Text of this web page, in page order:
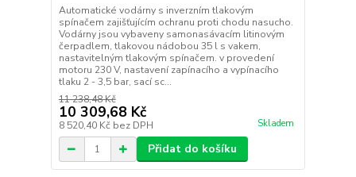
Automatické vodárny s inverzním tlakovým
spínačem zajišťujícím ochranu proti chodu nasucho.
Vodárny jsou vybaveny samonasávacím litinovým
čerpadlem, tlakovou nádobou 35 l s vakem,
nastavitelným tlakovým spínačem. v provedení
motoru 230 V, nastavení zapínacího a vypínacího
tlaku 2 - 3,5 bar, sací sc...
11 238,48 Kč
10 309,68 Kč
8 520,40 Kč bez DPH Skladem
Přidat do košíku